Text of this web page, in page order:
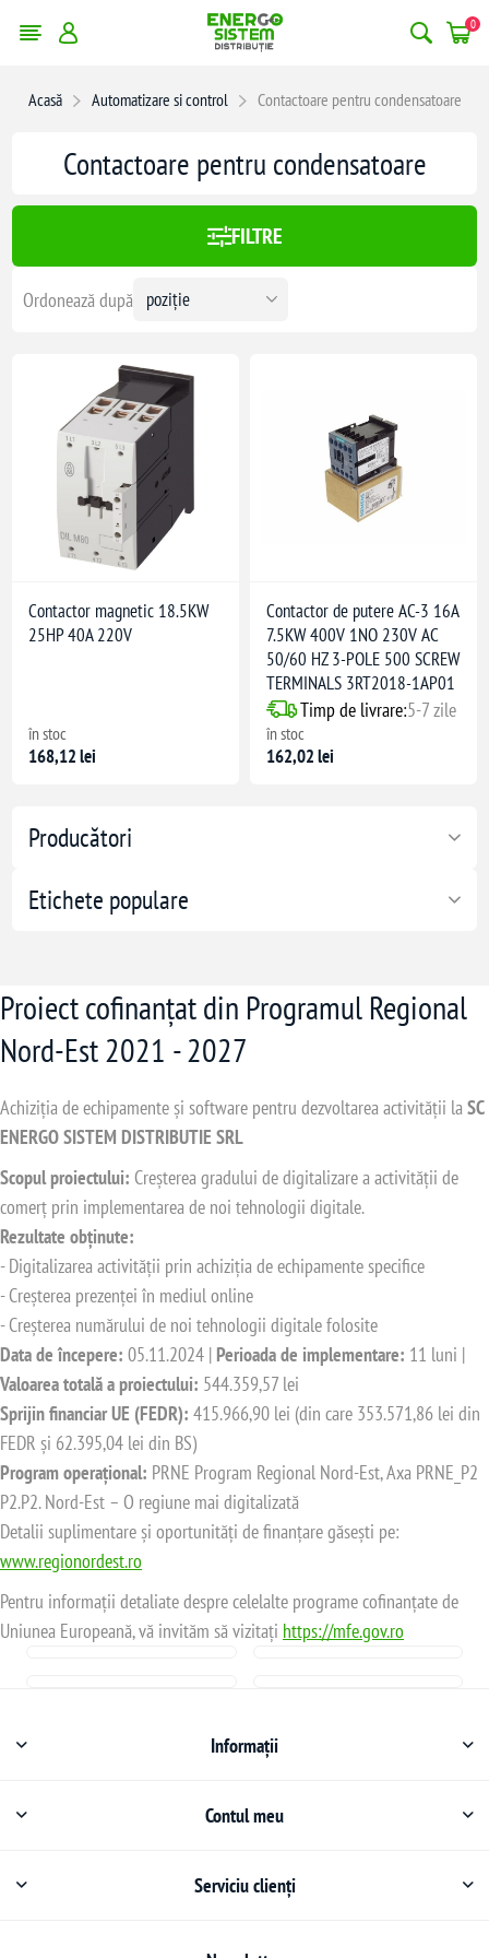
0
Acasă Automatizare si control
Contactoare pentru condensatoare
169
Producători
Etichete populare
Contactoare pentru condensatoare
FILTRE
Ordonează după
Contactor magnetic 18.5KW
25HP 40A 220V
în stoc
168,12 lei
Contactor de putere AC-3 16A
7.5KW 400V 1NO 230V AC
50/60 HZ 3-POLE 500 SCREW
TERMINALS 3RT2018-1AP01
Timp de livrare:5-7 zile
în stoc
162,02 lei
Proiect cofinanțat din Programul Regional
Nord-Est 2021 - 2027
Achiziția de echipamente și software pentru dezvoltarea activității laSC
ENERGO SISTEM DISTRIBUTIE SRL
Scopul proiectului: Creșterea gradului de digitalizare a activității de
comerț prin implementarea de noi tehnologii digitale.
Rezultate obținute:
- Digitalizarea activității prin achiziția de echipamente specifice
- Creșterea prezenței în mediul online
- Creșterea numărului de noi tehnologii digitale folosite
Data de începere: 05.11.2024 | Perioada de implementare: 11 luni |
Valoarea totală a proiectului: 544.359,57 lei
Sprijin financiar UE (FEDR): 415.966,90 lei (din care 353.571,86 lei din
FEDR și 62.395,04 lei din BS)
Program operațional: PRNE Program Regional Nord-Est, Axa PRNE_P2
P2.P2. Nord-Est – O regiune mai digitalizată
Detalii suplimentare și oportunități de finanțare găsești pe:
www.regionordest.ro
Pentru informații detaliate despre celelalte programe cofinanțate de
Uniunea Europeană, vă invităm să vizitați https://mfe.gov.ro
Informații
Contul meu
Serviciu clienți